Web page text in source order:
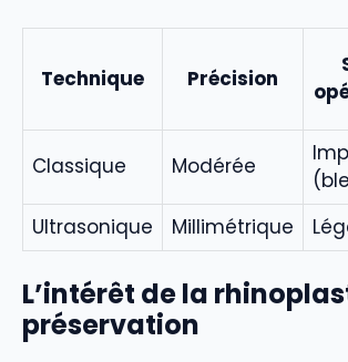
Technique Précision
Classique Modérée
Ultrasonique Millimétrique
L’intérêt de la
préservation